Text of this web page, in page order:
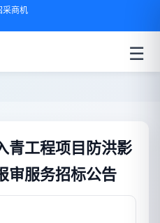
采商机
☰
青工程项目防洪影
审服务招标公告